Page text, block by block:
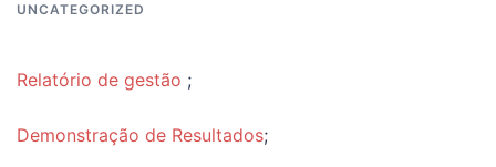
UNCATEGORIZED
Relatório de gestão ;
Demonstração de Resultados;